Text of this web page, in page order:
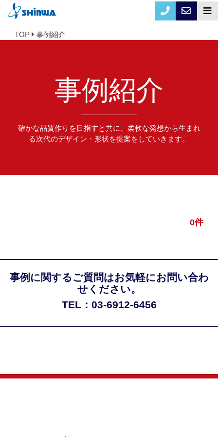
TOP 事例紹介
事例紹介
確かな品質作りを目指すと共に、柔軟な発想から生まれ
る次代のデザイン・形状を提案をしていきます。
0件
事例に関するご質問はお気軽にお問い合わ
せください。
TEL：03-6912-6456